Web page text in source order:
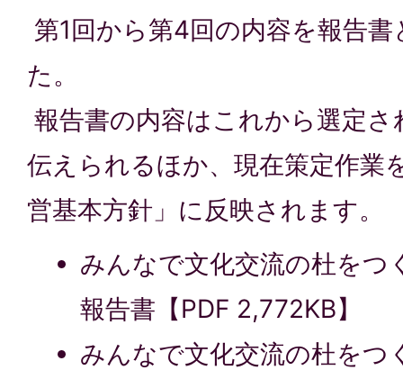
第1回から第4回の内容を報告
た。
報告書の内容はこれから選定
伝えられるほか、現在策定作業
営基本方針」に反映されます。
みんなで文化交流の杜をつ
報告書【PDF 2,772KB】
みんなで文化交流の杜をつ